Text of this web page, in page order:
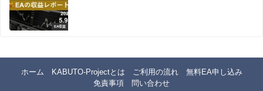
EA収益
ホーム KABUTO-Projectとは ご利用の流れ
無料EA申し込み
免責事項
問い合わせ